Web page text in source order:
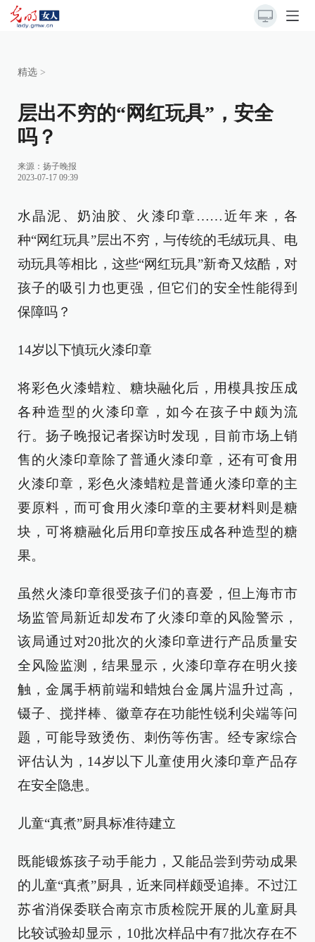
精选 >
层出不穷的“网红玩具”，安全
吗？
来源： 扬子晚报
2023-07-17 09:39
水晶泥、奶油胶、火漆印章……近年来，各
种“网红玩具”层出不穷，与传统的毛绒玩具、电
动玩具等相比，这些“网红玩具”新奇又炫酷，对
孩子的吸引力也更强，但它们的安全性能得到
保障吗？
14岁以下慎玩火漆印章
将彩色火漆蜡粒、糖块融化后，用模具按压成
各种造型的火漆印章，如今在孩子中颇为流
行。扬子晚报记者探访时发现，目前市场上销
售的火漆印章除了普通火漆印章，还有可食用
火漆印章，彩色火漆蜡粒是普通火漆印章的主
要原料，而可食用火漆印章的主要材料则是糖
块，可将糖融化后用印章按压成各种造型的糖
果。
虽然火漆印章很受孩子们的喜爱，但上海市市
场监管局新近却发布了火漆印章的风险警示，
该局通过对20批次的火漆印章进行产品质量安
全风险监测，结果显示，火漆印章存在明火接
触，金属手柄前端和蜡烛台金属片温升过高，
镊子、搅拌棒、徽章存在功能性锐利尖端等问
题，可能导致烫伤、刺伤等伤害。经专家综合
评估认为，14岁以下儿童使用火漆印章产品存
在安全隐患。
儿童“真煮”厨具标准待建立
既能锻炼孩子动手能力，又能品尝到劳动成果
的儿童“真煮”厨具，近来同样颇受追捧。不过江
苏省消保委联合南京市质检院开展的儿童厨具
比较试验却显示，10批次样品中有7批次存在不